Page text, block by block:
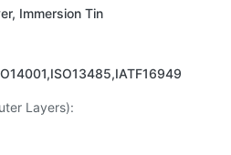
Immersion Tin
Layers):